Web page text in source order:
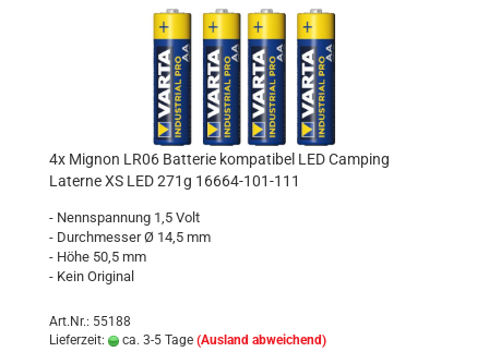
4x Mignon LR06 Batterie kompatibel LED Camping
Laterne XS LED 271g 16664-101-111
- Nennspannung 1,5 Volt
- Durchmesser Ø 14,5 mm
- Höhe 50,5 mm
- Kein Original
Art.Nr.: 55188
Lieferzeit:
ca. 3-5 Tage (Ausland abweichend)